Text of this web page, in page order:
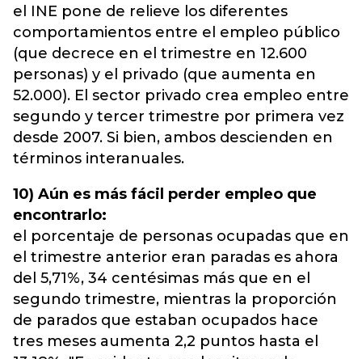
el INE pone de relieve los diferentes
comportamientos entre el empleo público
(que decrece en el trimestre en 12.600
personas) y el privado (que aumenta en
52.000). El sector privado crea empleo entre
segundo y tercer trimestre por primera vez
desde 2007. Si bien, ambos descienden en
términos interanuales.
10) Aún es más fácil perder empleo que
encontrarlo:
el porcentaje de personas ocupadas que en
el trimestre anterior eran paradas es ahora
del 5,71%, 34 centésimas más que en el
segundo trimestre, mientras la proporción
de parados que estaban ocupados hace
tres meses aumenta 2,2 puntos hasta el